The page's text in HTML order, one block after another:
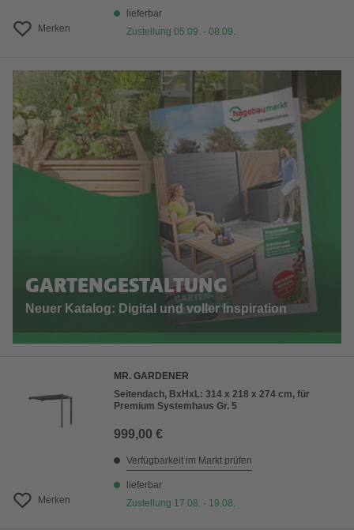
Merken
lieferbar
Zustellung 05.09. - 08.09.
GARTENGESTALTUNG
Neuer Katalog: Digital und voller Inspiration
Merken
MR. GARDENER
Seitendach, BxHxL: 314 x 218 x 274 cm, für
Premium Systemhaus Gr. 5
999,00 €
Verfügbarkeit im Markt prüfen
lieferbar
Zustellung 17.08. - 19.08.